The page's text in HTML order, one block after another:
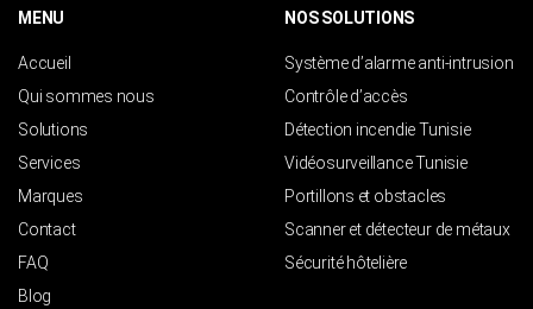
MENU
Accueil
Qui sommes nous
Solutions
Services
Marques
Contact
FAQ
Blog
NOS SOLUTIONS
Système d’alarme anti-intrusion
Contrôle d’accès
Détection incendie Tunisie
Vidéosurveillance Tunisie
Portillons et obstacles
Scanner et détecteur de métaux
Sécurité hôtelière